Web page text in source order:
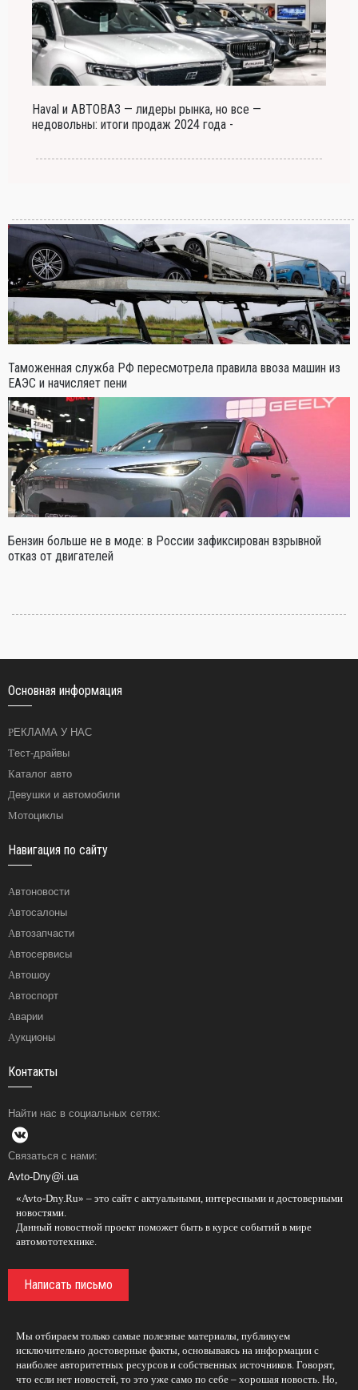
Haval и АВТОВАЗ — лидеры рынка, но все —
недовольны: итоги продаж 2024 года -
Таможенная служба РФ пересмотрела правила ввоза машин из
ЕАЭС и начисляет пени
Бензин больше не в моде: в России зафиксирован взрывной
отказ от двигателей
Основная информация
РЕКЛАМА У НАС
Тест-драйвы
Каталог авто
Девушки и автомобили
Мотоциклы
Навигация по сайту
Автоновости
Автосалоны
Автозапчасти
Автосервисы
Автошоу
Автоспорт
Аварии
Аукционы
Контакты
Найти нас в социальных сетях:
Связаться с нами:
Avto-Dny@i.ua
«Avto-Dny.Ru» – это сайт с актуальными, интересными и достоверными
новостями.
Данный новостной проект поможет быть в курсе событий в мире
автомототехнике.
Написать письмо
Мы отбираем только самые полезные материалы, публикуем
исключительно достоверные факты, основываясь на информации с
наиболее авторитетных ресурсов и собственных источников. Говорят,
что если нет новостей, то это уже само по себе – хорошая новость. Но,